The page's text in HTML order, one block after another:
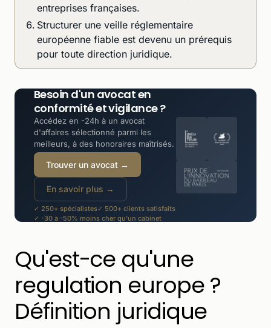
entreprises françaises.
Structurer une veille réglementaire
européenne fiable est devenu un prérequis
pour toute direction juridique.
Besoin d'un avocat en
conformité et vigilance ?
Accédez en -24h à un avocat
d'affaires sélectionné parmi les
meilleurs, à des honoraires maîtrisés.
Trouver un avocat →
En savoir plus →
✓ 250+ spécialistes✓ 500+ clients satisfaits
✓ -30 à -50% moins cher qu'un cabinet
Qu'est-ce qu'une
regulation europe ?
Définition juridique